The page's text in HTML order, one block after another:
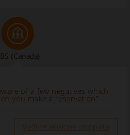
(Canada)
of a few negatives which
you make a reservation”
Vedi recensione completa